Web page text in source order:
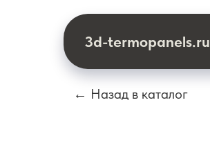
3d-termopanels.ru
← Назад в каталог